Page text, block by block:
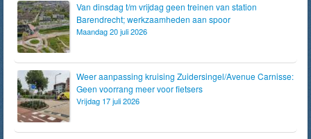
Van dinsdag t/m vrijdag geen treinen van station
Barendrecht; werkzaamheden aan spoor
Maandag 20 juli 2026
Weer aanpassing kruising Zuidersingel/Avenue Carnisse:
Geen voorrang meer voor fietsers
Vrijdag 17 juli 2026